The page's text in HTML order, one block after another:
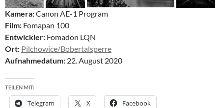
Kamera:Canon AE-1 Program
Film: Fomapan 100
Entwickler: Fomadon LQN
Ort: Pilchowice/Bobertalsperre
Aufnahmedatum: 22. August 2020
TEILEN MIT:
Telegram X Facebook